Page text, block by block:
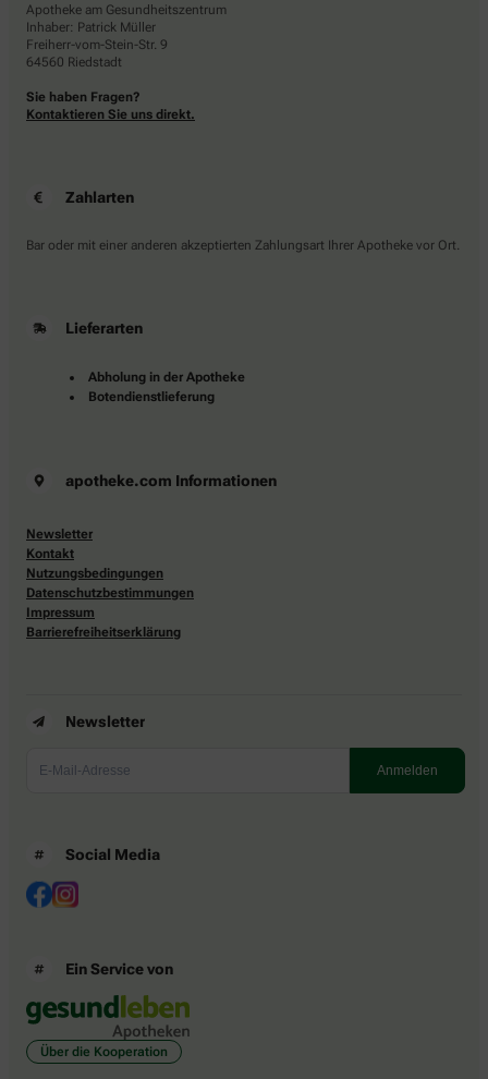
Apotheke am Gesundheitszentrum
Inhaber: Patrick Müller
Freiherr-vom-Stein-Str. 9
64560 Riedstadt
Sie haben Fragen?
Kontaktieren Sie uns direkt.
Zahlarten
Bar oder mit einer anderen akzeptierten Zahlungsart Ihrer Apotheke vor Ort.
Lieferarten
Abholung in der Apotheke
Botendienstlieferung
apotheke.com Informationen
Newsletter
Kontakt
Nutzungsbedingungen
Datenschutzbestimmungen
Impressum
Barrierefreiheitserklärung
Newsletter
Social Media
Ein Service von
Über die Kooperation